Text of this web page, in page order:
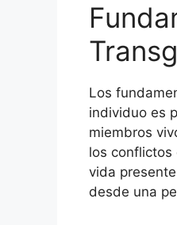
Los
individuo es
miembros
los conflictos
vida
desde una